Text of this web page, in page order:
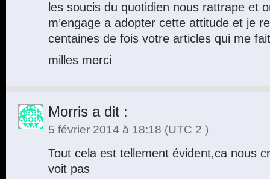
les soucis du quotidien nous rattrape et
m’engage a adopter cette attitude et je
centaines de fois votre articles qui me
milles merci
Morris a dit :
5 février 2014 à 18:18 (UTC 2 )
Tout cela est tellement évident,ca nous
voit pas